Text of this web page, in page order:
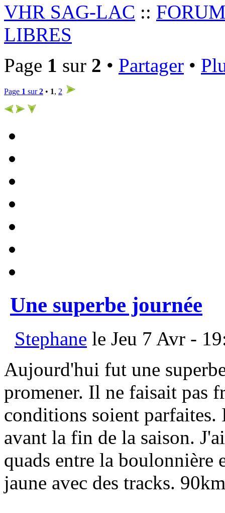
VHR SAG-LAC ::
LIBRES
Page 1 sur 2 • Partager •
Page 1 sur2 • 1, 2
Une superbe journée
Stephane le Jeu 7 Avr -
Aujourd'hui fut une
promener. Il ne faisait pas
conditions soient parfaites.
avant la fin de la saison.
quads entre la boulonnière
jaune avec des tracks.